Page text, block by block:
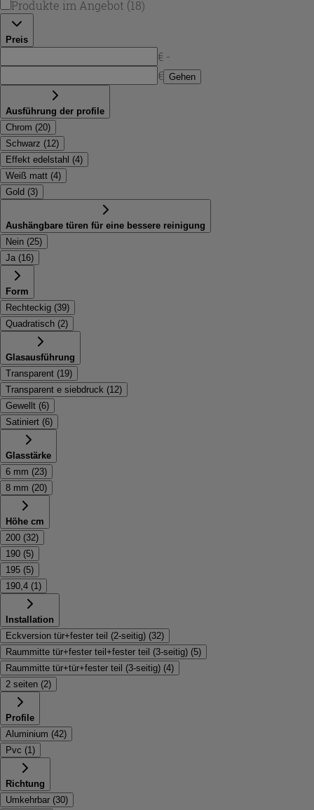
Produkte im Angebot (18)
Preis
€ -
€ Gehen
Ausführung der profile
Chrom (20)
Schwarz (12)
Effekt edelstahl (4)
Weiß matt (4)
Gold (3)
Aushängbare türen für eine bessere reinigung
Nein (25)
Ja (16)
Form
Rechteckig (39)
Quadratisch (2)
Glasausführung
Transparent (19)
Transparent e siebdruck (12)
Gewellt (6)
Satiniert (6)
Glasstärke
6 mm (23)
8 mm (20)
Höhe cm
200 (32)
190 (5)
195 (5)
190,4 (1 )
Installation
Eckversion tür+fester teil (2-seitig) (32)
Raummitte tür+fester teil+fester teil (3-seitig) (5)
Raummitte tür+tür+fester teil (3-seitig) (4)
2 seiten (2)
Profile
Aluminium (42)
Pvc (1 )
Richtung
Umkehrbar (30)